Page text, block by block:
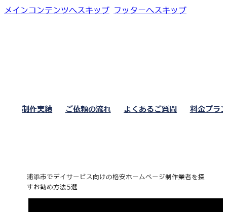
メインコンテンツへスキップ フッターへスキップ
制作実績 ご依頼の流れ よくあるご質問 料金プラ
浦添市でデイサービス向けの格安ホームページ制作業者を探
すお勧め方法5選